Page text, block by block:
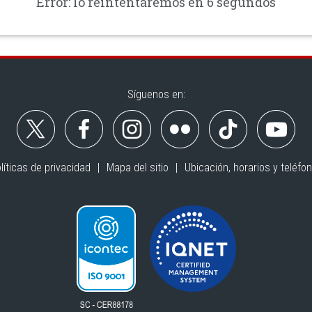
Síguenos en:
de privacidad Mapa del sitio Ubicación, horarios y